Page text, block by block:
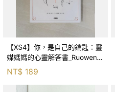
【XS4】你，是自己的鑰匙：靈
媒媽媽的心靈解答書_Ruowen
Huang
NT$ 189